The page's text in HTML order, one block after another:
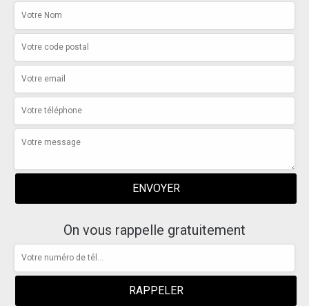
On vous rappelle gratuitement